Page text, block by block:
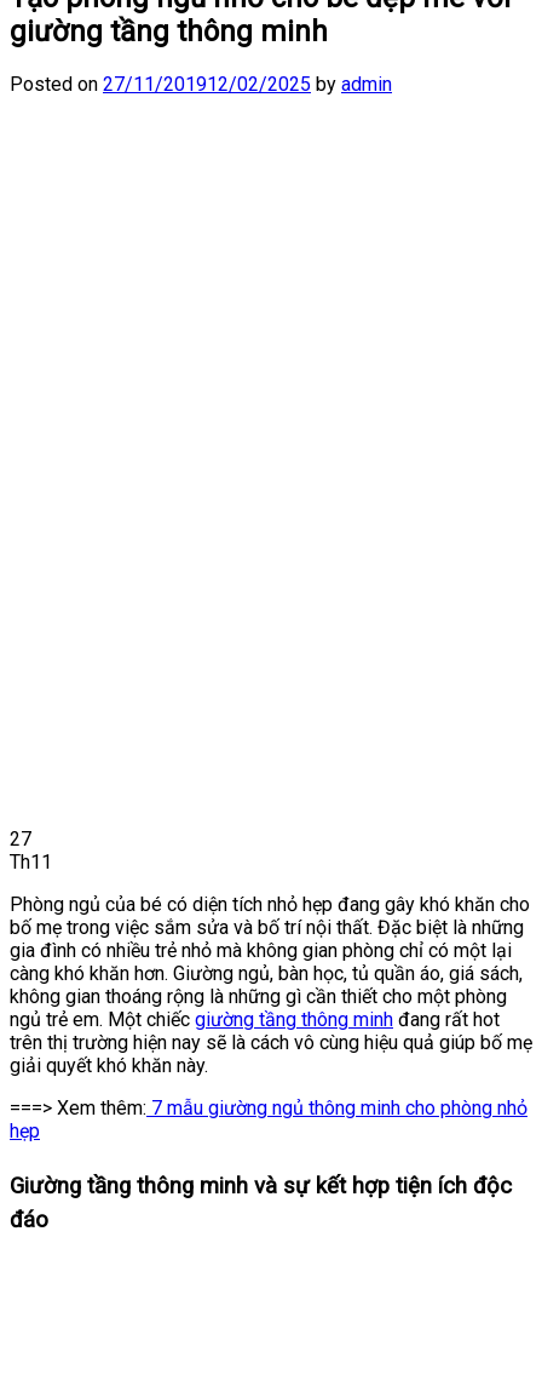
giường tầng thông minh
Posted on 27/11/201912/02/2025 by admin
27
Th11
Phòng ngủ của bé có diện tích nhỏ hẹp đang gây khó khăn cho
bố mẹ trong việc sắm sửa và bố trí nội thất. Đặc biệt là những
gia đình có nhiều trẻ nhỏ mà không gian phòng chỉ có một lại
càng khó khăn hơn. Giường ngủ, bàn học, tủ quần áo, giá sách,
không gian thoáng rộng là những gì cần thiết cho một phòng
ngủ trẻ em. Một chiếc giường tầng thông minh đang rất hot
trên thị trường hiện nay sẽ là cách vô cùng hiệu quả giúp bố mẹ
giải quyết khó khăn này.
===> Xem thêm: 7 mẫu giường ngủ thông minh cho phòng nhỏ
hẹp
Giường tầng thông minh và sự kết hợp tiện ích độc
đáo